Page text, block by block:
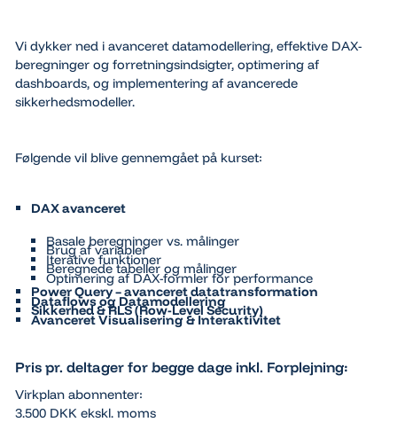
Vi dykker ned i avanceret datamodellering, effektive DAX-
beregninger og forretningsindsigter, optimering af
dashboards, og implementering af avancerede
sikkerhedsmodeller.
Følgende vil blive gennemgået på kurset:
DAX avanceret
Basale beregninger vs. målinger
Brug af variabler
Iterative funktioner
Beregnede tabeller og målinger
Optimering af DAX-formler for performance
Power Query – avanceret datatransformation
Dataflows og Datamodellering
Sikkerhed & RLS (Row-Level Security)
Avanceret Visualisering & Interaktivitet
Pris pr. deltager for begge dage inkl. Forplejning:
Virkplan abonnenter:
3.500 DKK ekskl. moms